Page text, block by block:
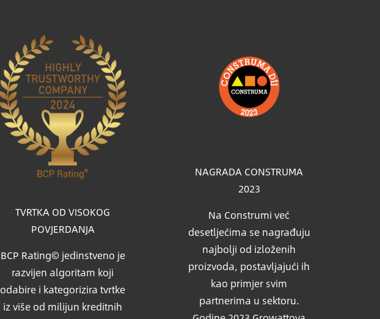
TVRTKA OD VISOKOG
POVJERDANJA
BCP Rating© jedinstveno je
razvijen algoritam koji
odabire i kategorizira tvrtke
iz više od milijun kreditnih
NAGRADA CONSTRUMA
2023
Na Construmi već
desetljećima se nagrađuju
najbolji od izloženih
proizvoda, postavljajući ih
kao primjer svim
partnerima u sektoru.